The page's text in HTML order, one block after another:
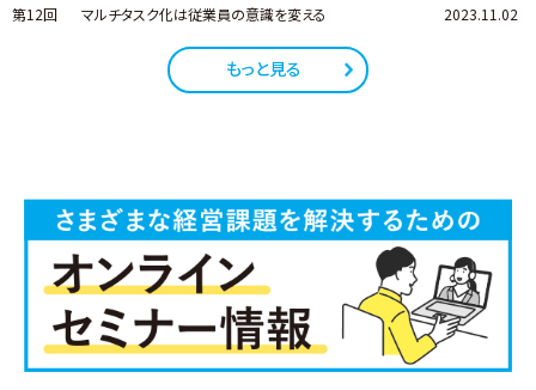
第12回
マルチタスク化は従業員の意識を変える 2023.11.02
もっと見る